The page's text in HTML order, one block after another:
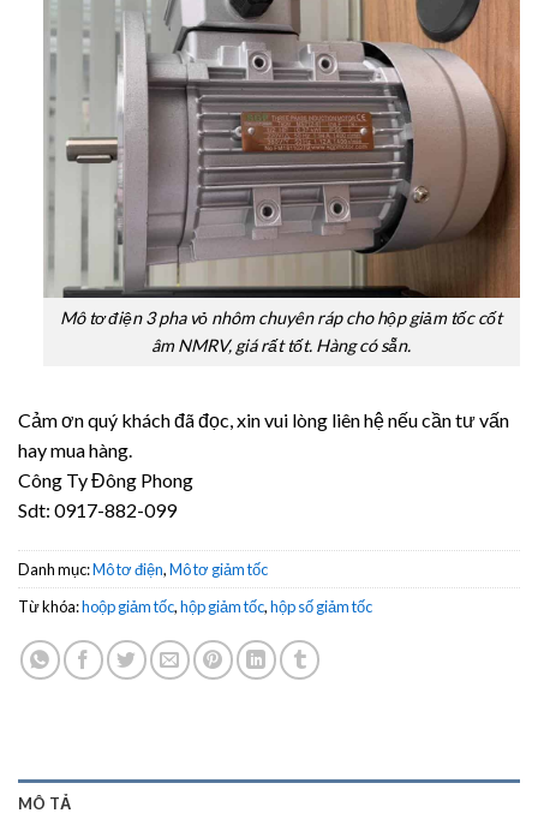
Mô tơ điện 3 pha vỏ nhôm chuyên ráp cho hộp giảm tốc cốt
âm NMRV, giá rất tốt. Hàng có sẵn.
Cảm ơn quý khách đã đọc, xin vui lòng liên hệ nếu cần tư vấn
hay mua hàng.
Công Ty Đông Phong
Sdt: 0917-882-099
Danh mục:Mô tơ điện,Mô tơ giảm tốc
Từ khóa:hoộp giảm tốc,hộp giảm tốc,hộp số giảm tốc
MÔ TẢ